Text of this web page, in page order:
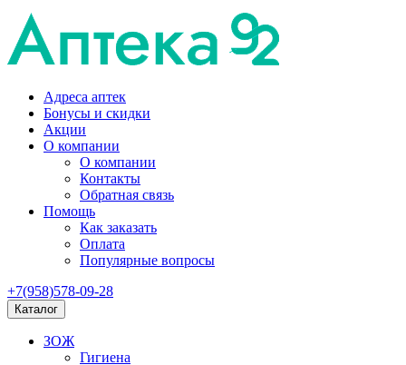
Адреса аптек
Бонусы и скидки
Акции
О компании
О компании
Контакты
Обратная связь
Помощь
Как заказать
Оплата
Популярные вопросы
+7(958)578-09-28
Каталог
ЗОЖ
Гигиена